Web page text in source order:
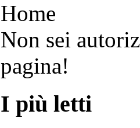
Home
Non sei
pagina!
I più letti